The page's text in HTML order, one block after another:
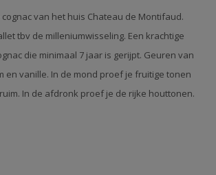
van het huis Chateau de Montifaud.
tbv de milleniumwisseling. Een krachtige
die minimaal 7 jaar is gerijpt. Geuren van
en vanille. In de mond proef je fruitige tonen
In de afdronk proef je de rijke houttonen.